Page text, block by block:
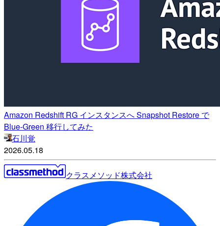
Amazon Redshift RG インスタンスへ Snapshot Restore で
Blue-Green 移行してみた
石川覚
2026.05.18
クラスメソッド株式会社